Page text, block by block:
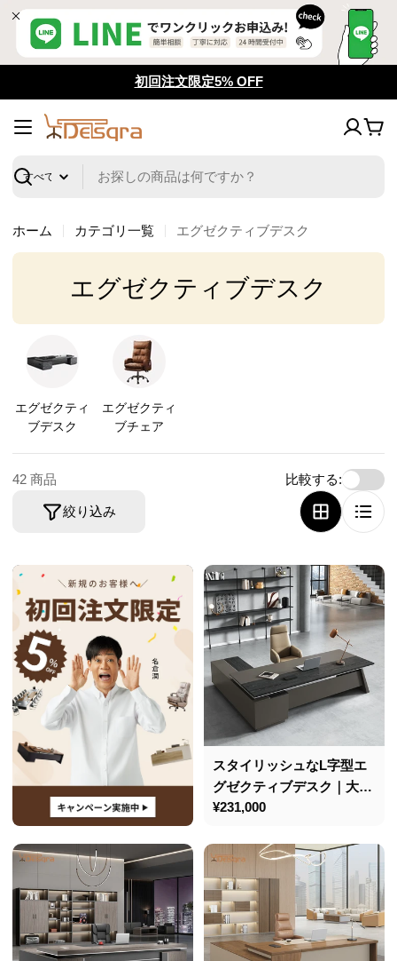
コ
初回注文限定5% OFF
検
カ
ホーム カテゴリ一覧 エグゼクティブデスク
コ
シ
ョ
ン
:
エグゼクティブデスク
エグゼクティ
ブデスク
エグゼクティ
ブチェア
42 商品
絞り込み
比較する:
スタイリッシュなL字型エ
グゼクティブデスク｜大容
量サイドキャビネット付き
通
価
格
¥231,000